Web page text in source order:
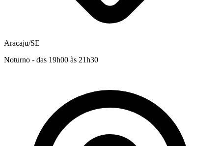
Aracaju/SE
Noturno - das 19h00 às 21h30